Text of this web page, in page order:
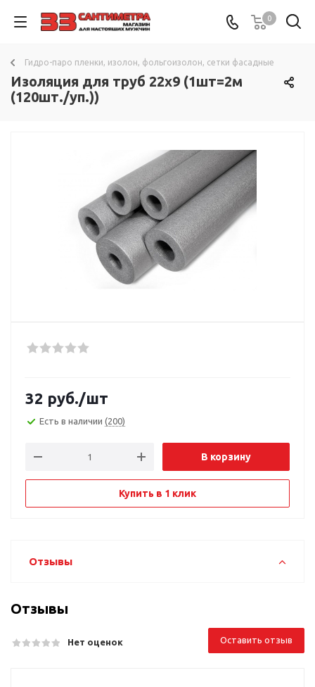
0
Гидро-паро пленки, изолон, фольгоизолон, сетки фасадные
Изоляция для труб 22х9 (1шт=2м
(120шт./уп.))
32 руб./шт
Есть в наличии (200)
В корзину
Купить в 1 клик
Отзывы
Отзывы
Нет оценок Оставить отзыв